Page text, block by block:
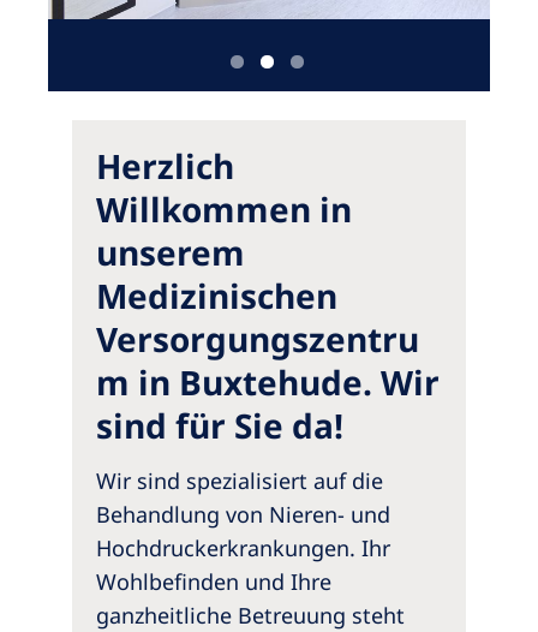
North America
United States of America
NephroCare International
Global Website
Herzlich
Willkommen in
unserem
Medizinischen
Versorgungszentru
m in Buxtehude. Wir
sind für Sie da!
Wir sind spezialisiert auf die
Behandlung von Nieren- und
Hochdruckerkrankungen. Ihr
Wohlbefinden und Ihre
ganzheitliche Betreuung steht